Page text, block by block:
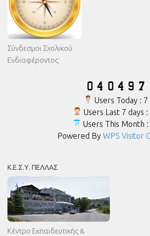
Σύνδεσμοι Σχολικού
Ενδιαφέροντος
Users Today : 7
Users Last 7 days :
Users This Month :
Powered By WPS Visitor
Κ.Ε.Σ.Υ. ΠΈΛΛΑΣ
Κέντρο Εκπαιδευτικής &